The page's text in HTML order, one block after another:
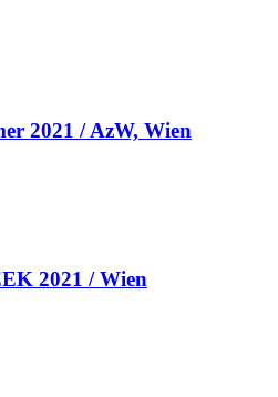
2021 / AzW, Wien
2021 / Wien